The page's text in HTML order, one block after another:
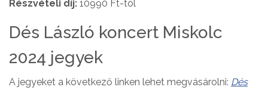
Részvételi díj: 10990 Ft-tól
Dés László koncert Miskolc
2024 jegyek
A jegyeket a következő linken lehet megvásárolni: Dés